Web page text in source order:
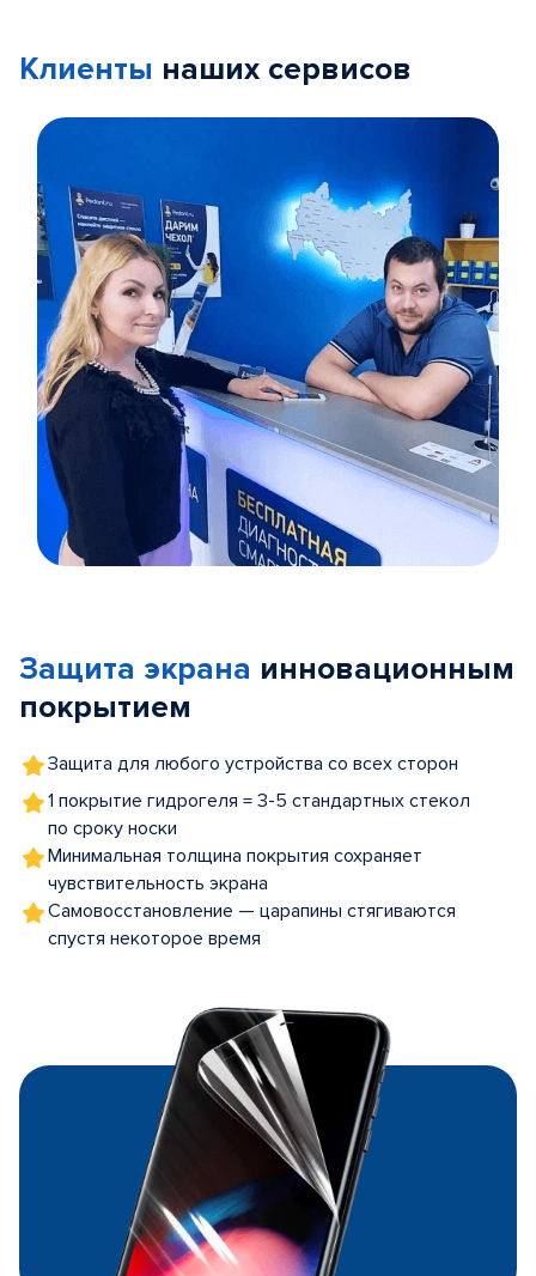
Клиенты наших сервисов
5
Защита экрана инновационным
покрытием
Защита для любого устройства со всех сторон
1 покрытие гидрогеля = 3-5 стандартных стекол
по сроку носки
Минимальная толщина покрытия сохраняет
чувствительность экрана
Самовосстановление — царапины стягиваются
спустя некоторое время